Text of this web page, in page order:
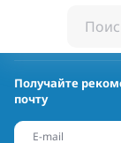
Получайте
почту